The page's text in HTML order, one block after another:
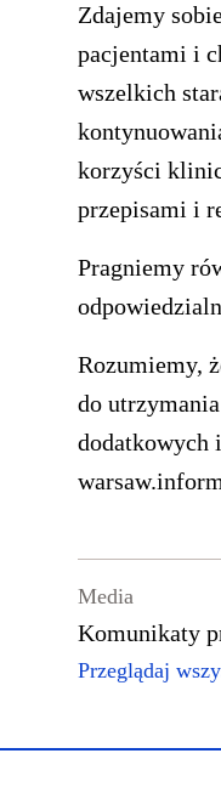
Zdajemy
pacjentami i
wszelkich
korzyści
przepisami i
Pragniemy
Rozumiemy,
do
dodatkowych
Media
Komunikaty
Przeglądaj